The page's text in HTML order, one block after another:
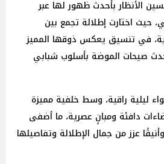
الأنظار بأحدث ظهور لها عبر
حيث اختارت إطلالة تجمع بين
في تنسيق يعكس ذوقها المميز
صيحات الموضة بأسلوب شبابي
ليلية راقية، وسط خلفية مميزة
دافئة ومبانٍ عصرية، ما أضفى
عزز من جمال الإطلالة وتفاصيلها